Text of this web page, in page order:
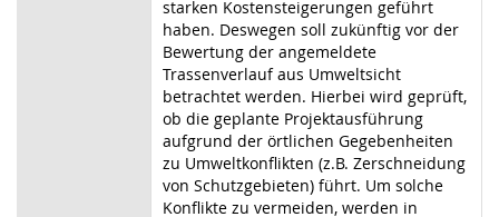
starken Kostensteigerungen geführt
haben. Deswegen soll zukünftig vor der
Bewertung der angemeldete
Trassenverlauf aus Umweltsicht
betrachtet werden. Hierbei wird geprüft,
ob die geplante Projektausführung
aufgrund der örtlichen Gegebenheiten
zu Umweltkonflikten (z.B. Zerschneidung
von Schutzgebieten) führt. Um solche
Konflikte zu vermeiden, werden in